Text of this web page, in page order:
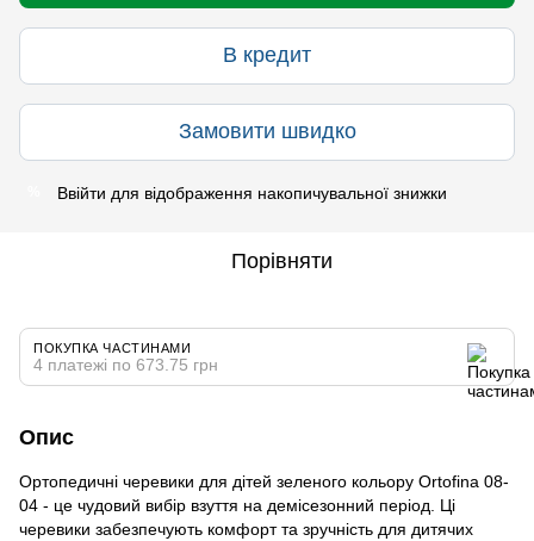
В кредит
Замовити швидко
Ввійти для відображення накопичувальної знижки
Порівняти
ПОКУПКА ЧАСТИНАМИ
4 платежі по 673.75 грн
Опис
Ортопедичні черевики для дітей зеленого кольору Ortofina 08-
04 - це чудовий вибір взуття на демісезонний період. Ці
черевики забезпечують комфорт та зручність для дитячих